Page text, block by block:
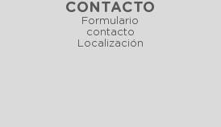
CONTACTO
Formulario
contacto
Localización